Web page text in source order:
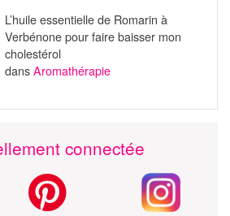
L’huile essentielle de Romarin à
Verbénone pour faire baisser mon
cholestérol
dansAromathérapie
connectée